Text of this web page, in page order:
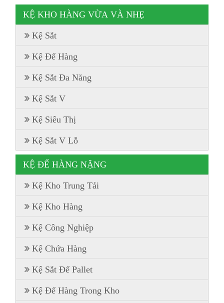
KỆ KHO HÀNG VỪA VÀ NHẸ
Kệ Sắt
Kệ Để Hàng
Kệ Sắt Đa Năng
Kệ Sắt V
Kệ Siêu Thị
Kệ Sắt V Lỗ
KỆ ĐỂ HÀNG NẶNG
Kệ Kho Trung Tải
Kệ Kho Hàng
Kệ Công Nghiệp
Kệ Chứa Hàng
Kệ Sắt Để Pallet
Kệ Để Hàng Trong Kho